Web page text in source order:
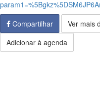
Compartilhar
Ver mais
Adicionar à agenda